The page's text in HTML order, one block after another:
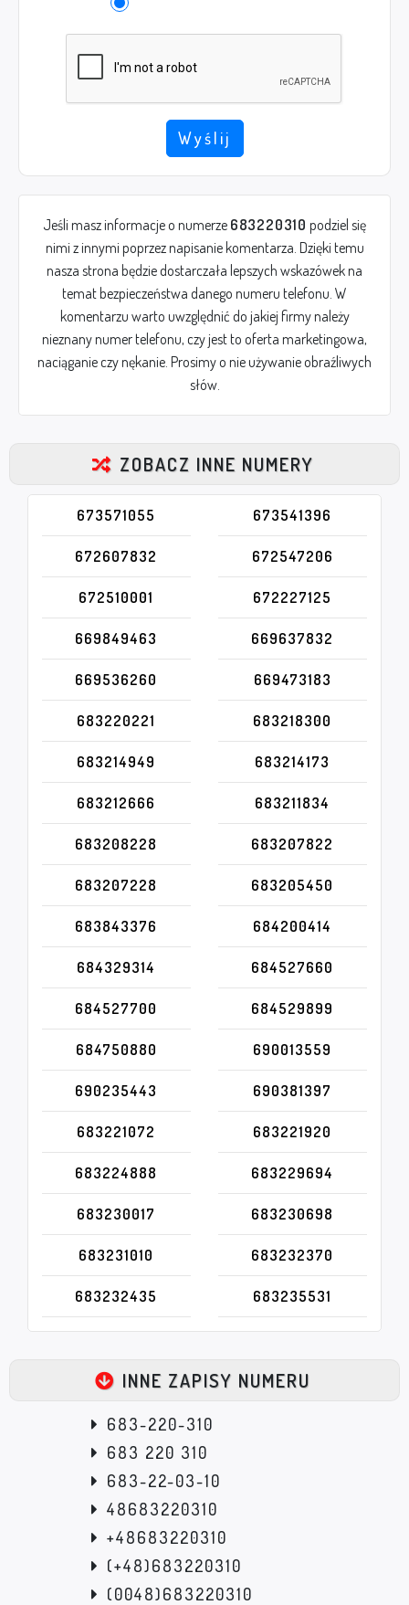
Wyślij
Jeśli masz informacje o numerze 683220310 podziel się
nimi z innymi poprzez napisanie komentarza. Dzięki temu
nasza strona będzie dostarczała lepszych wskazówek na
temat bezpieczeństwa danego numeru telefonu. W
komentarzu warto uwzględnić do jakiej firmy należy
nieznany numer telefonu, czy jest to oferta marketingowa,
naciąganie czy nękanie. Prosimy o nie używanie obraźliwych
słów.
ZOBACZ INNE NUMERY
673571055 673541396
672607832 672547206
672510001 672227125
669849463 669637832
669536260 669473183
683220221 683218300
683214949 683214173
683212666 683211834
683208228 683207822
683207228 683205450
683843376 684200414
684329314 684527660
684527700 684529899
684750880 690013559
690235443 690381397
683221072 683221920
683224888 683229694
683230017 683230698
683231010 683232370
683232435 683235531
INNE ZAPISY NUMERU
683-220-310
683 220 310
683-22-03-10
48683220310
+48683220310
(+48)683220310
(0048)683220310